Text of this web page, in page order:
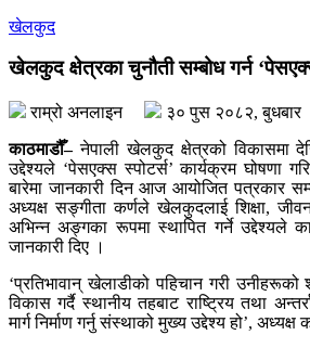
खेलकुद
खेलकुद क्षेत्रका चुनौती सम्बोध गर्न
राम्रो अनलाइन
३० पुस २०८२, बुधबार
काठमाडौँ–नेपाली खेलकुद क्षेत्रको विकासमा
उद्देश्यले ‘पेसएक्स स्पोटर्स’ कार्यक्रम घोषणा
बारेमा जानकारी दिन आज आयोजित पत्रकार
अध्यक्ष सङ्गीता कर्णले खेलकुदलाई शिक्षा,
अभिन्न अङ्गका रूपमा स्थापित गर्ने उद्देश्यले
जानकारी दिए ।
‘प्रतिभावान् खेलाडीको पहिचान गरी
विकास गर्दै स्थानीय तहबाट राष्ट्रिय तथा
मार्ग निर्माण गर्नु संस्थाको मुख्य उद्देश्य हो’,